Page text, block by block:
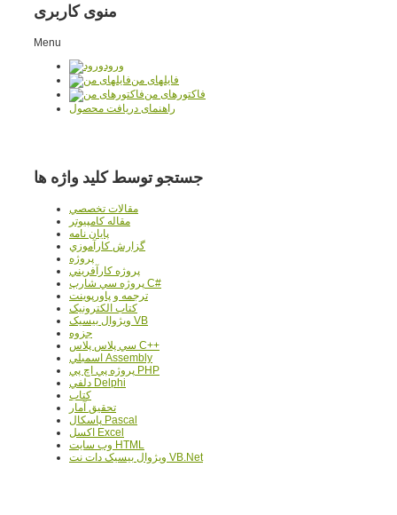
منوی کاربری
Menu
ورود
فایلهای من
فاکتورهای من
راهنمای دریافت محصول
جستجو توسط کلید واژه ها
مقالات تخصصي
مقاله کامپیوتر
پایان نامه
گزارش کارآموزي
پروژه
پروژه کارآفريني
پروژه سي شارپ C#
ترجمه و پاورپوينت
کتاب الکترونيک
ويژوال بيسيک VB
جزوه
سي پلاس پلاس C++
اسمبلي Assembly
پروژه پي اچ پي PHP
دلفي Delphi
کتاب
تحقيق آمار
پاسکال Pascal
اکسل Excel
وب سايت HTML
ويژوال بيسيک دات نت VB.Net